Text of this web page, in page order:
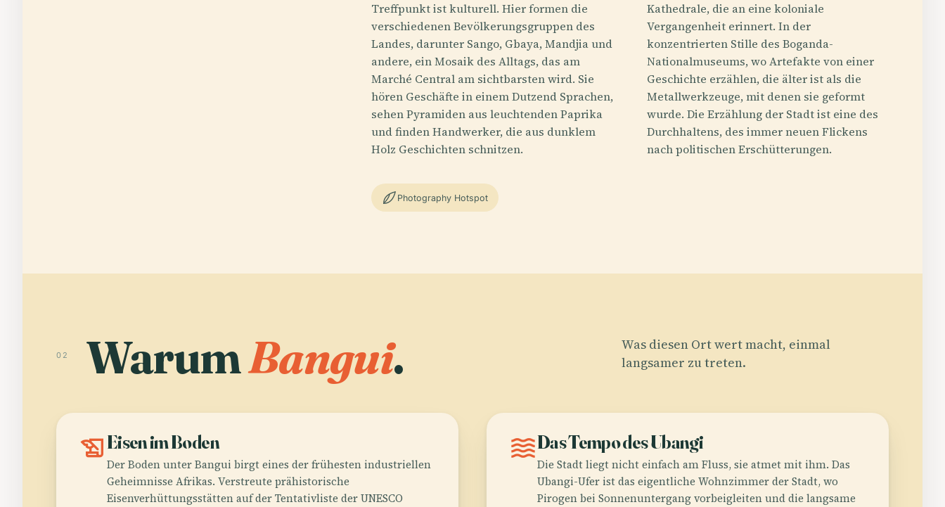
Treffpunkt ist kulturell. Hier formen die
verschiedenen Bevölkerungsgruppen des
Landes, darunter Sango, Gbaya, Mandjia und
andere, ein Mosaik des Alltags, das am
Marché Central am sichtbarsten wird. Sie
hören Geschäfte in einem Dutzend Sprachen,
sehen Pyramiden aus leuchtenden Paprika
und finden Handwerker, die aus dunklem
Holz Geschichten schnitzen.
Kathedrale, die an eine koloniale
Vergangenheit erinnert. In der
konzentrierten Stille des Boganda-
Nationalmuseums, wo Artefakte von einer
Geschichte erzählen, die älter ist als die
Metallwerkzeuge, mit denen sie geformt
wurde. Die Erzählung der Stadt ist eine des
Durchhaltens, des immer neuen Flickens
nach politischen Erschütterungen.
Photography Hotspot
02 WarumBangui.
Was diesen Ort wert macht, einmal
langsamer zu treten.
history_eduEisen im Boden
Der Boden unter Bangui birgt eines der frühesten industriellen
Geheimnisse Afrikas. Verstreute prähistorische
Eisenverhüttungsstätten auf der Tentativliste der UNESCO
wavesDas Tempo des Ubangi
Die Stadt liegt nicht einfach am Fluss, sie atmet mit ihm. Das
Ubangi-Ufer ist das eigentliche Wohnzimmer der Stadt, wo
Pirogen bei Sonnenuntergang vorbeigleiten und die langsame